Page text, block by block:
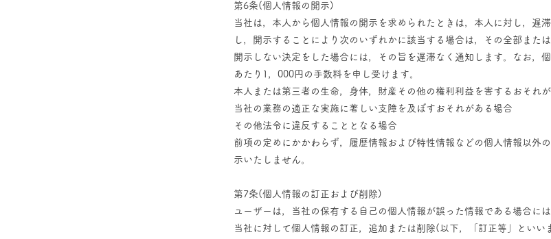
第6条(個人情報の開示)
当社は，本人から個人情報の開示を求められたときは，本人に対し，遅
し，開示することにより次のいずれかに該当する場合は，その全部また
開示しない決定をした場合には，その旨を遅滞なく通知します。なお，
あたり1，000円の手数料を申し受けます。
本人または第三者の生命，身体，財産その他の権利利益を害するおそれ
当社の業務の適正な実施に著しい支障を及ぼすおそれがある場合
その他法令に違反することとなる場合
前項の定めにかかわらず，履歴情報および特性情報などの個人情報以外
示いたしません。
第7条(個人情報の訂正および削除)
ユーザーは，当社の保有する自己の個人情報が誤った情報である場合に
当社に対して個人情報の訂正，追加または削除(以下，「訂正等」といい